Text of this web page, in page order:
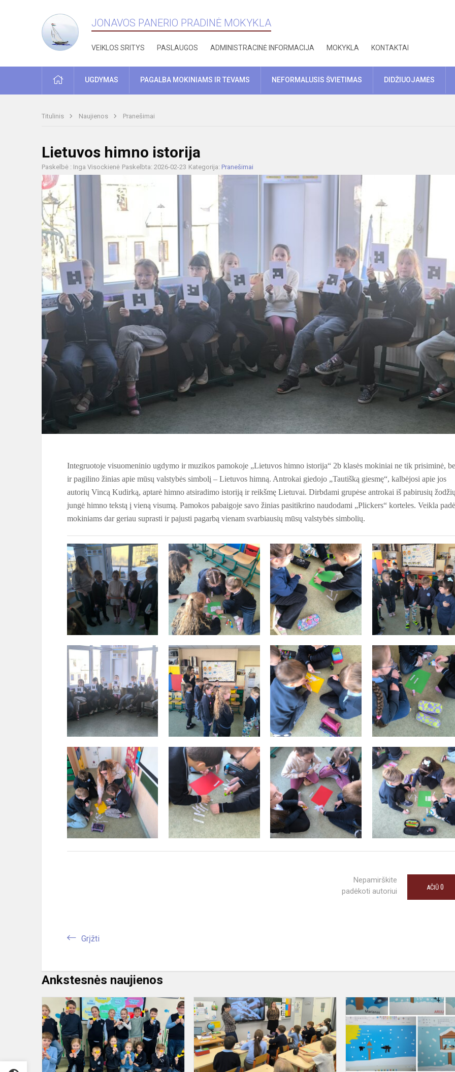
JONAVOS PANERIO PRADINĖ MOKYKLA
VEIKLOS SRITYS PASLAUGOS ADMINISTRACINĖ INFORMACIJA MOKYKLA KONTAKTAI
PRADŽIAUGDYMAS PAGALBA MOKINIAMS IR TĖVAMS NEFORMALUSIS ŠVIETIMAS DIDŽIUOJAMĖS
Titulinis Naujienos Pranešimai
Lietuvos himno istorija
Paskelbė : Inga Visockienė Paskelbta: 2026-02-23 Kategorija: Pranešimai
Integruotoje visuomeninio ugdymo ir muzikos pamokoje „Lietuvos himno istorija“ 2b klasės mokiniai ne tik prisiminė,
ir pagilino žinias apie mūsų valstybės simbolį – Lietuvos himną. Antrokai giedojo „Tautišką giesmę“, kalbėjosi apie jos
autorių Vincą Kudirką, aptarė himno atsiradimo istoriją ir reikšmę Lietuvai. Dirbdami grupėse antrokai iš pabirusių žodžių
jungė himno tekstą į vieną visumą. Pamokos pabaigoje savo žinias pasitikrino naudodami „Plickers“ korteles. Veikla
mokiniams dar geriau suprasti ir pajusti pagarbą vienam svarbiausių mūsų valstybės simbolių.
Nepamirškite
padėkoti autoriui
AČIŪ 0
Grįžti
Ankstesnės naujienos
Vasario
16-
osios
pamoka
Integruota
pamoka
„Money
Management“